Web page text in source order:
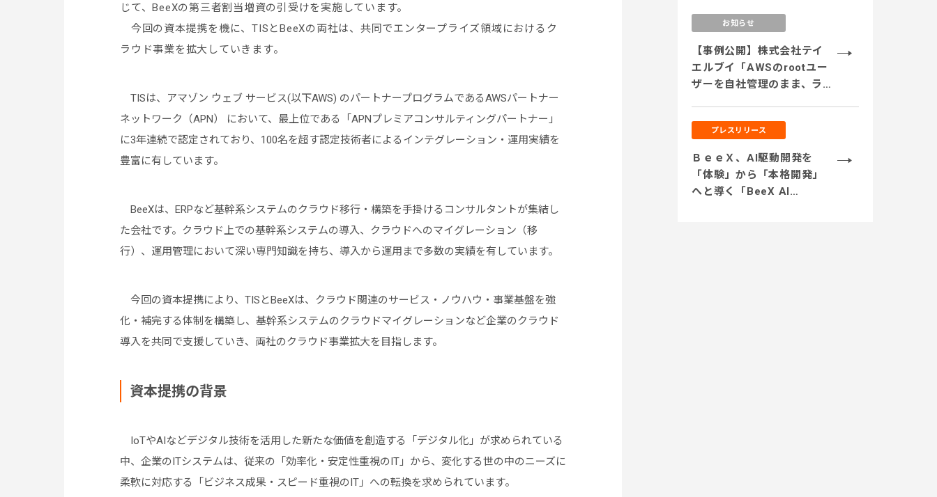
じて、BeeXの第三者割当増資の引受けを実施しています。
今回の資本提携を機に、TISとBeeXの両社は、共同でエンタープライズ領域におけるク
ラウド事業を拡大していきます。
TISは、アマゾン ウェブ サービス(以下AWS) のパートナープログラムであるAWSパートナー
ネットワーク（APN） において、最上位である「APNプレミアコンサルティングパートナー」
に3年連続で認定されており、100名を超す認定技術者によるインテグレーション・運用実績を
豊富に有しています。
BeeXは、ERPなど基幹系システムのクラウド移行・構築を手掛けるコンサルタントが集結し
た会社です。クラウド上での基幹系システムの導入、クラウドへのマイグレーション（移
行）、運用管理において深い専門知識を持ち、導入から運用まで多数の実績を有しています。
今回の資本提携により、TISとBeeXは、クラウド関連のサービス・ノウハウ・事業基盤を強
化・補完する体制を構築し、基幹系システムのクラウドマイグレーションなど企業のクラウド
導入を共同で支援していき、両社のクラウド事業拡大を目指します。
資本提携の背景
IoTやAIなどデジタル技術を活用した新たな価値を創造する「デジタル化」が求められている
中、企業のITシステムは、従来の「効率化・安定性重視のIT」から、変化する世の中のニーズに
柔軟に対応する「ビジネス成果・スピード重視のIT」への転換を求められています。
適化、生成AI活用に対応す
るサービス体制を強化 ～
お知らせ
【事例公開】株式会社テイ
エルブイ「AWSのrootユー
ザーを自社管理のまま、ライ
スト削減を実現」
プレスリリース
ＢｅｅＸ、AI駆動開発を
「体験」から「本格開発」
へと導く「BeeX AI